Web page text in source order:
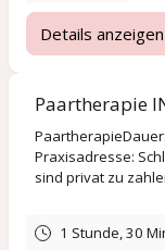
Details anzeigen
Paartherapie
PaartherapieDauer:
Praxisadresse:
sind privat zu
1 Stunde, 30